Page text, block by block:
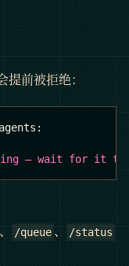
提前被拒绝：
:
— wait for it
、 /queue 、 /status